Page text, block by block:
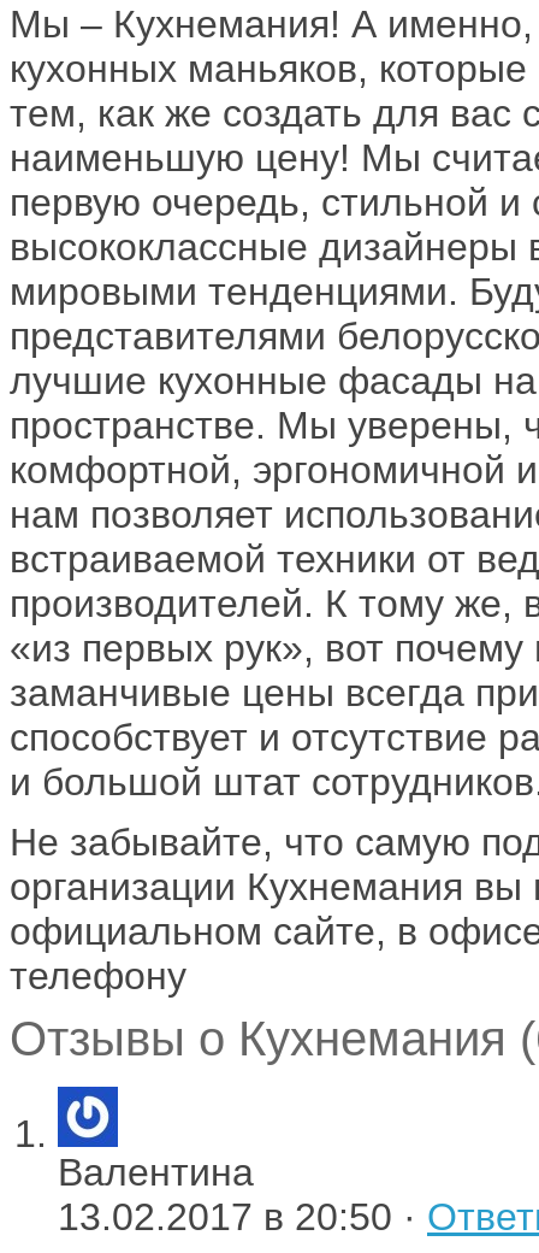
Мы – Кухнемания! А именно,
кухонных маньяков,
тем, как же создать для
наименьшую цену! Мы
первую очередь, стильной
высококлассные
мировыми тенденциями.
представителями
лучшие кухонные фасады на
пространстве. Мы уверены,
комфортной, эргономичной
нам позволяет
встраиваемой техники от
производителей. К тому
«из первых рук», вот
заманчивые цены всегда
способствует и отсутствие
и большой штат
Не забывайте, что самую
организации Кухнемания вы
официальном сайте, в
телефону
Отзывы о Кухнемания
Валентина
13.02.2017 в 20:50 ·